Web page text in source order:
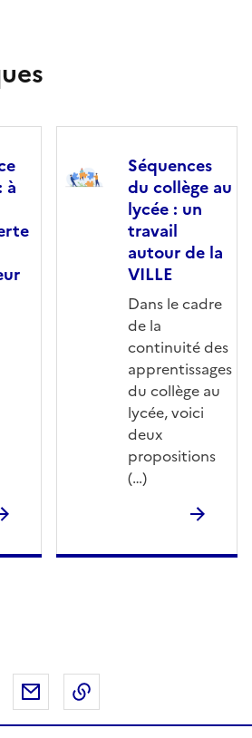
à
Séquences
du collège au
lycée : un
travail
autour de la
VILLE
Dans le cadre
de la
continuité des
apprentissages
du collège au
lycée, voici
deux
propositions
(…)
sur Twitter
Partager sur LinkedIn
Partager par email